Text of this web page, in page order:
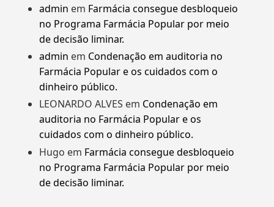
admin em Farmácia consegue desbloqueio
no Programa Farmácia Popular por meio
de decisão liminar.
admin em Condenação em auditoria no
Farmácia Popular e os cuidados com o
dinheiro público.
LEONARDO ALVES em Condenação em
auditoria no Farmácia Popular e os
cuidados com o dinheiro público.
Hugo em Farmácia consegue desbloqueio
no Programa Farmácia Popular por meio
de decisão liminar.